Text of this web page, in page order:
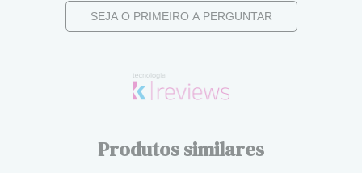
SEJA O PRIMEIRO A PERGUNTAR
Produtos similares